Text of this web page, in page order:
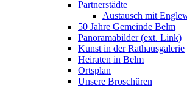
Partnerstädte
Austausch mit
50 Jahre Gemeinde Belm
Panoramabilder (ext. Link)
Kunst in der Rathausgalerie
Heiraten in Belm
Ortsplan
Unsere Broschüren